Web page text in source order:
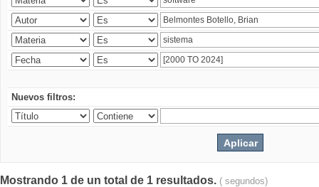
Nuevos filtros:
Mostrando 1 de un total de 1 resultados. ( segundos)